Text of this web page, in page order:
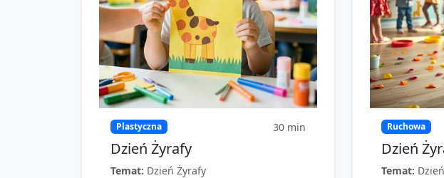
Plastyczna 30 min
Dzień Żyrafy
Temat: Dzień Żyrafy
Ruchowa
Dzień
Temat: